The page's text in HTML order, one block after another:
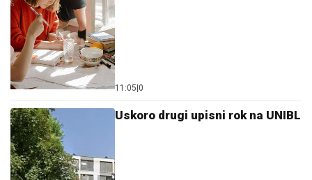
11:05 0
Uskoro drugi upisni rok na UNIBL